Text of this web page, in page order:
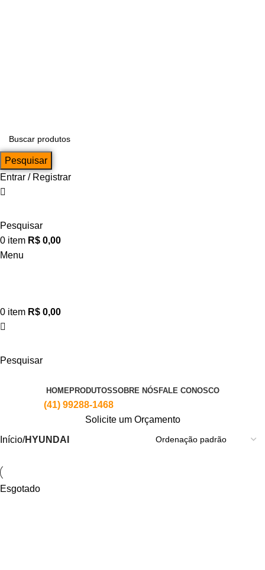
Pesquisar
Entrar / Registrar
Pesquisar
0 item R$ 0,00
Menu
0 item R$ 0,00
Pesquisar
HOMEPRODUTOSSOBRE NÓS FALE CONOSCO
(41) 99288-1468
Solicite um Orçamento
Início HYUNDAI
Esgotado